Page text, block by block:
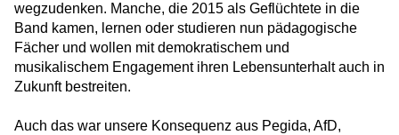
wegzudenken. Manche, die 2015 als Geflüchtete in die
Band kamen, lernen oder studieren nun pädagogische
Fächer und wollen mit demokratischem und
musikalischem Engagement ihren Lebensunterhalt auch in
Zukunft bestreiten.
Auch das war unsere Konsequenz aus Pegida, AfD,